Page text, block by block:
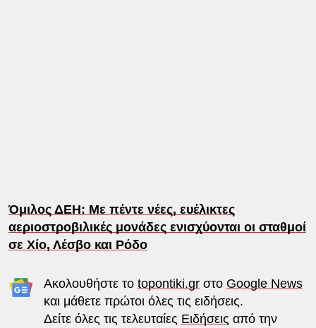
Όμιλος ΔΕΗ: Με πέντε νέες, ευέλικτες
αεριοστροβιλικές μονάδες ενισχύονται οι σταθμοί
σε Χίο, Λέσβο και Ρόδο
Ακολουθήστε το topontiki.grστο Google News
και μάθετε πρώτοι όλες τις ειδήσεις.
Δείτε όλες τις τελευταίες Ειδήσεις από την